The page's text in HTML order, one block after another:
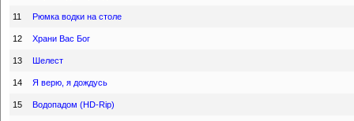
11 Рюмка водки на столе
12 Храни Вас Бог
13 Шелест
14 Я верю, я дождусь
15 Водопадом (HD-Rip)